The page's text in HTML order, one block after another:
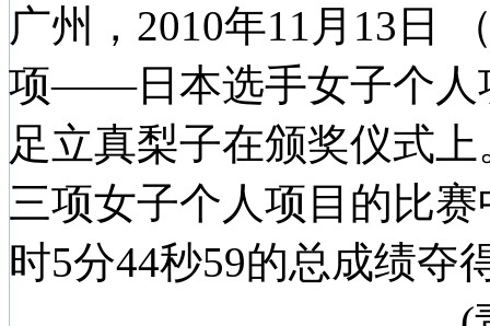
广州，2010年11月13日
项——日本选手女子个人
足立真梨子在颁奖仪式
三项女子个人项目的比
时5分44秒59的总成绩夺